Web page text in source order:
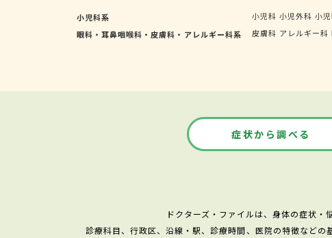
小児科系 小児科 小児外科 小
眼科・耳鼻咽喉科・皮膚科・アレルギー科系
皮膚科 アレルギー科
症状から調べる
ドクターズ・ファイルは、身体の症状
診療科目、行政区、沿線・駅、診療時間、医院の特徴など